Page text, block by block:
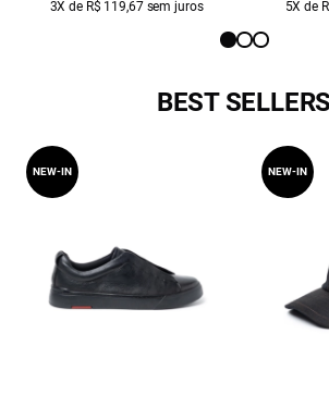
3X de R$ 119,67 sem juros 5X de
BEST SELLERS
NEW-IN NEW-IN